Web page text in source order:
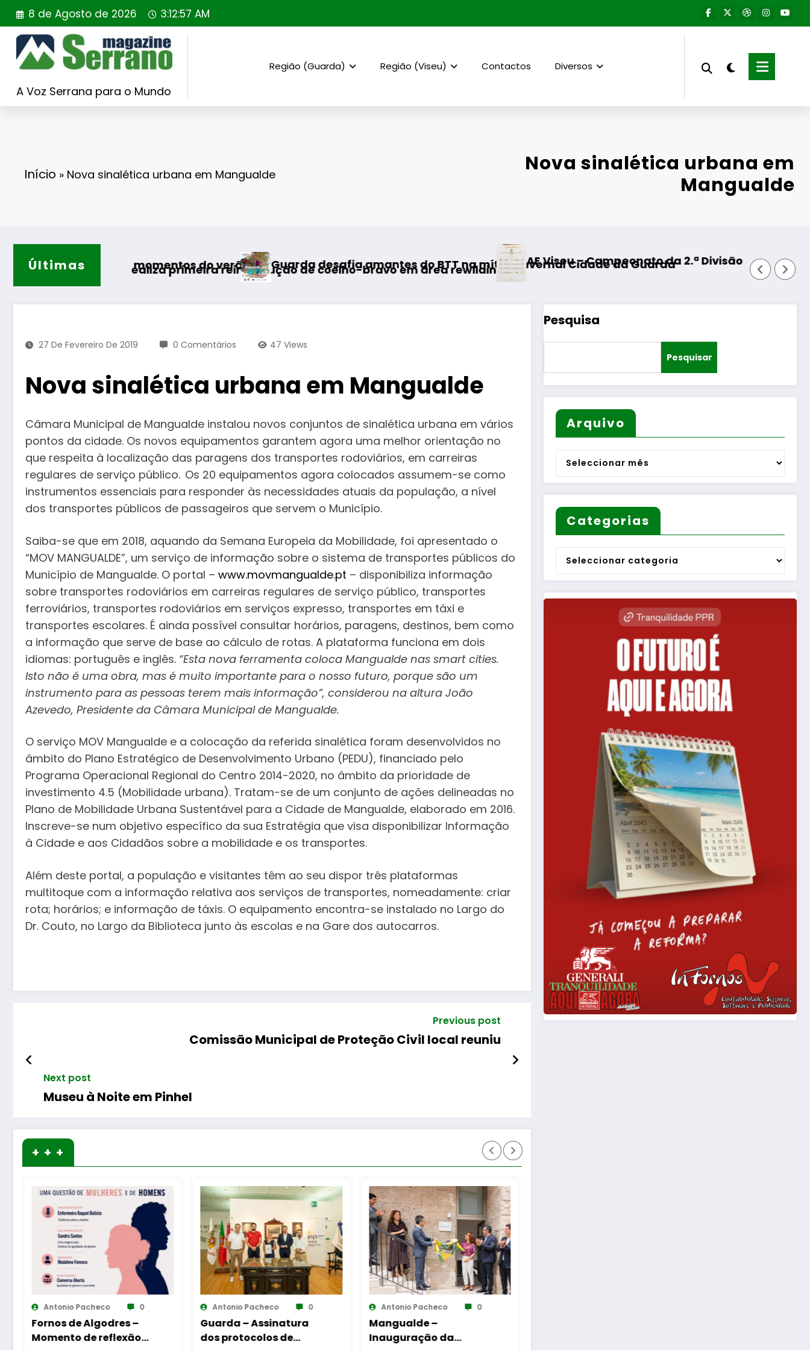
Saltar
para
conteúdo
8 de Agosto de 2026 3:12:58 AM
A Voz Serrana para o Mundo
Região (Guarda) Região (Viseu) Contactos Diversos
Início » Nova sinalética urbana em Mangualde
Nova sinalética urbana em
Mangualde
Últimas
momentos do verão
realiza primeira reintrodução de coelho-bravo em área rewilding
Guarda desafia amantes do BTT na mítica Invernal Cidade da GuardaAF Viseu – Campeonato da 2.ª Divisão Distrital – ISOJOFER sorteado
Fornos de Algodres –
27 De Fevereiro De 2019 0 Comentários 47 Views
Nova sinalética urbana em Mangualde
Câmara Municipal de Mangualde instalou novos conjuntos de sinalética urbana em vários
pontos da cidade. Os novos equipamentos garantem agora uma melhor orientação no
que respeita à localização das paragens dos transportes rodoviários, em carreiras
regulares de serviço público. Os 20 equipamentos agora colocados assumem-se como
instrumentos essenciais para responder às necessidades atuais da população, a nível
dos transportes públicos de passageiros que servem o Município.
Saiba-se que em 2018, aquando da Semana Europeia da Mobilidade, foi apresentado o
“MOV MANGUALDE”, um serviço de informação sobre o sistema de transportes públicos do
Município de Mangualde. O portal – www.movmangualde.pt – disponibiliza informação
sobre transportes rodoviários em carreiras regulares de serviço público, transportes
ferroviários, transportes rodoviários em serviços expresso, transportes em táxi e
transportes escolares. É ainda possível consultar horários, paragens, destinos, bem como
a informação que serve de base ao cálculo de rotas. A plataforma funciona em dois
idiomas: português e inglês. “Esta nova ferramenta coloca Mangualde nas smart cities.
Isto não é uma obra, mas é muito importante para o nosso futuro, porque são um
instrumento para as pessoas terem mais informação”, considerou na altura João
Azevedo, Presidente da Câmara Municipal de Mangualde.
O serviço MOV Mangualde e a colocação da referida sinalética foram desenvolvidos no
âmbito do Plano Estratégico de Desenvolvimento Urbano (PEDU), financiado pelo
Programa Operacional Regional do Centro 2014-2020, no âmbito da prioridade de
investimento 4.5 (Mobilidade urbana). Tratam-se de um conjunto de ações delineadas no
Plano de Mobilidade Urbana Sustentável para a Cidade de Mangualde, elaborado em 2016.
Inscreve-se num objetivo específico da sua Estratégia que visa disponibilizar Informação
à Cidade e aos Cidadãos sobre a mobilidade e os transportes.
Além deste portal, a população e visitantes têm ao seu dispor três plataformas
multitoque com a informação relativa aos serviços de transportes, nomeadamente: criar
rota; horários; e informação de táxis. O equipamento encontra-se instalado no Largo do
Dr. Couto, no Largo da Biblioteca junto às escolas e na Gare dos autocarros.
Previous post
Comissão Municipal de Proteção Civil local reuniu
Next post
Museu à Noite em Pinhel
+ + +
Antonio Pacheco
Guarda – Assinatura
dos protocolos de
Antonio Pacheco
Mangualde –
Inauguração da
Antonio Pacheco
Reinauguração da
Cabine de Leitura em
Pesquisa
Pesquisar
Arquivo
Arquivo
Categorias
Categorias